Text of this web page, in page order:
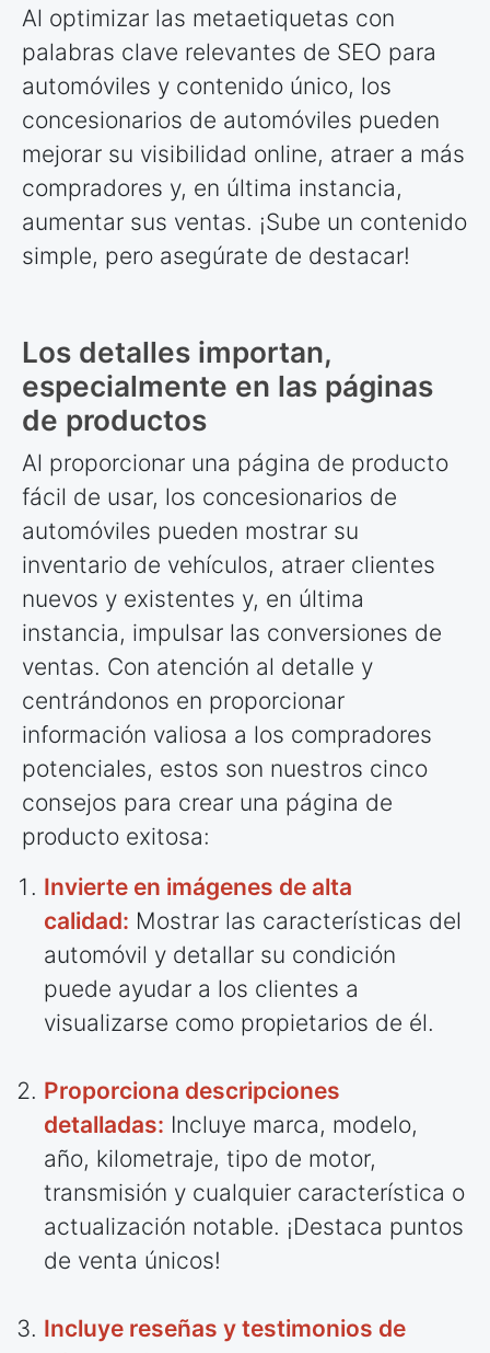
Al optimizar las metaetiquetas con
palabras clave relevantes de SEO para
automóviles y contenido único, los
concesionarios de automóviles pueden
mejorar su visibilidad online, atraer a más
compradores y, en última instancia,
aumentar sus ventas. ¡Sube un contenido
simple, pero asegúrate de destacar!
Los detalles importan,
especialmente en las páginas
de productos
Al proporcionar una página de producto
fácil de usar, los concesionarios de
automóviles pueden mostrar su
inventario de vehículos, atraer clientes
nuevos y existentes y, en última
instancia, impulsar las conversiones de
ventas. Con atención al detalle y
centrándonos en proporcionar
información valiosa a los compradores
potenciales, estos son nuestros cinco
consejos para crear una página de
producto exitosa:
Invierte en imágenes de alta
calidad: Mostrar las características del
automóvil y detallar su condición
puede ayudar a los clientes a
visualizarse como propietarios de él.
Proporciona descripciones
detalladas: Incluye marca, modelo,
año, kilometraje, tipo de motor,
transmisión y cualquier característica o
actualización notable. ¡Destaca puntos
de venta únicos!
Incluye reseñas y testimonios de